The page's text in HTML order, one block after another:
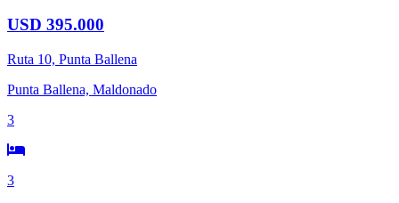
USD 395.000
Ruta 10, Punta Ballena
Punta Ballena, Maldonado
3
3